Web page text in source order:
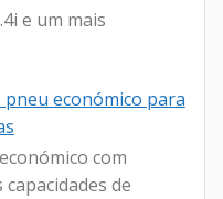
e um mais
económico para
com
de